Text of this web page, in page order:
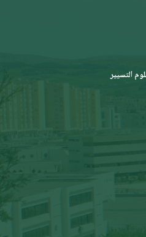
التسيير